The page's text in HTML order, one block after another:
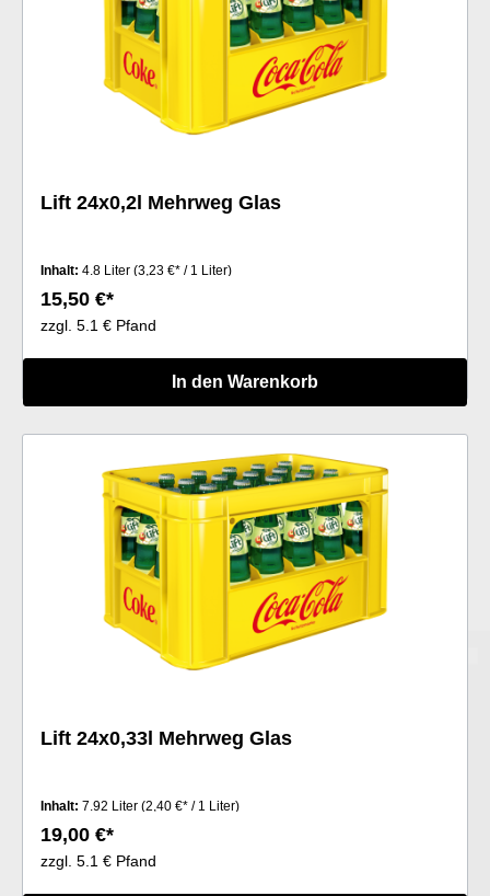
Lift 24x0,2l Mehrweg Glas
Inhalt: 4.8 Liter (3,23 €* / 1 Liter)
15,50 €*
zzgl. 5.1 € Pfand
In den Warenkorb
Lift 24x0,33l Mehrweg Glas
Inhalt: 7.92 Liter (2,40 €* / 1 Liter)
19,00 €*
zzgl. 5.1 € Pfand